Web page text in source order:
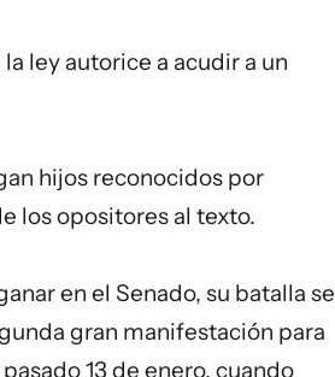
ley autorice a acudir a un
hijos reconocidos por
los opositores al texto.
en el Senado, su batalla se
gran manifestación para
13 de enero, cuando